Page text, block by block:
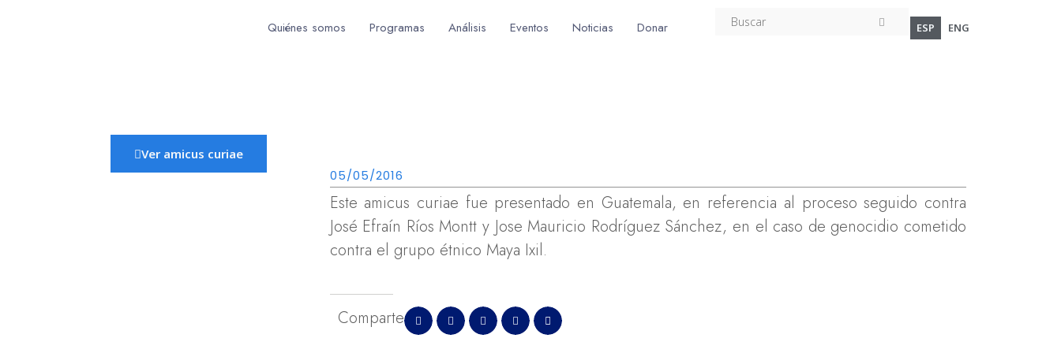
Quiénes somos Programas Análisis Eventos Noticias Donar ESP ENG
Ver amicus curiae
05/05/2016
Este amicus curiae fue presentado en Guatemala, en referencia al proceso seguido contra
José Efraín Ríos Montt y Jose Mauricio Rodríguez Sánchez, en el caso de genocidio cometido
contra el grupo étnico Maya Ixil.
Comparte